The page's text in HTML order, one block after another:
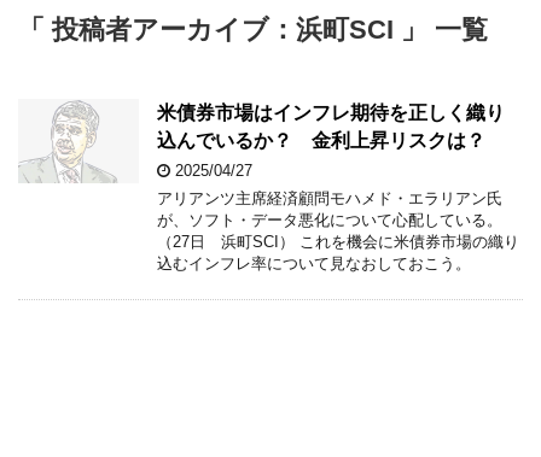
「 投稿者アーカイブ：浜町SCI 」 一覧
米債券市場はインフレ期待を正しく織り
込んでいるか？ 金利上昇リスクは？
2025/04/27
アリアンツ主席経済顧問モハメド・エラリアン氏
が、ソフト・データ悪化について心配している。
（27日 浜町SCI） これを機会に米債券市場の織り
込むインフレ率について見なおしておこう。